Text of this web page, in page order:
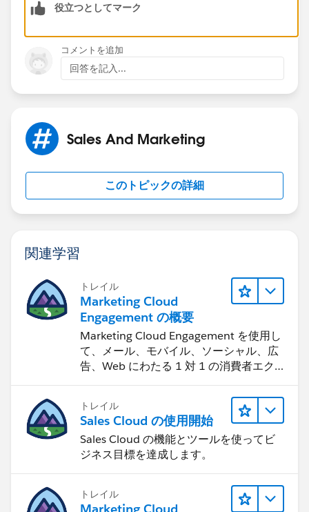
Thank you,役立つとしてマーク
コメントを追加
回答を記入...
Sales And Marketing
このトピックの詳細
関連学習
トレイル
Marketing Cloud
Engagement の概要
Marketing Cloud Engagement を使用し
て、メール、モバイル、ソーシャル、広
告、Web にわたる 1 対 1 の消費者エク
トレイル
Sales Cloud の使用開始
Sales Cloud の機能とツールを使ってビ
ジネス目標を達成します。
トレイル